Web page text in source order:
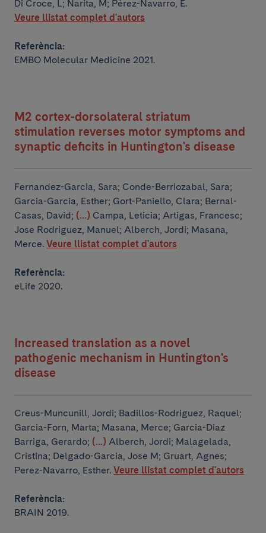
Di Croce, L; Narita, M; Pérez-Navarro, E.
Veure llistat complet d'autors
Referència:
EMBO Molecular Medicine 2021.
M2 cortex-dorsolateral striatum
stimulation reverses motor symptoms and
synaptic deficits in Huntington's disease
Fernandez-Garcia, Sara; Conde-Berriozabal, Sara;
Garcia-Garcia, Esther; Gort-Paniello, Clara; Bernal-
Casas, David; (...) Campa, Leticia; Artigas, Francesc;
Jose Rodriguez, Manuel; Alberch, Jordi; Masana,
Merce. Veure llistat complet d'autors
Referència:
eLife 2020.
Increased translation as a novel
pathogenic mechanism in Huntington's
disease
Creus-Muncunill, Jordi; Badillos-Rodriguez, Raquel;
Garcia-Forn, Marta; Masana, Merce; Garcia-Diaz
Barriga, Gerardo; (...) Alberch, Jordi; Malagelada,
Cristina; Delgado-Garcia, Jose M; Gruart, Agnes;
Perez-Navarro, Esther. Veure llistat complet d'autors
Referència:
BRAIN 2019.